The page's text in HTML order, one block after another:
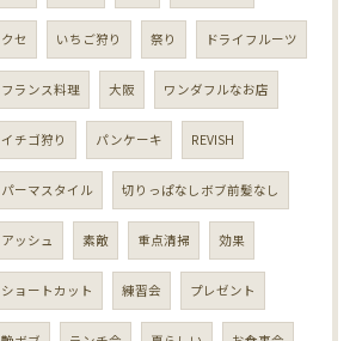
クセ いちご狩り 祭り ドライフルーツ
フランス料理 大阪 ワンダフルなお店
イチゴ狩り パンケーキ REVISH
パーマスタイル 切りっぱなしボブ前髪なし
アッシュ 素敵 重点清掃 効果
ショートカット 練習会 プレゼント